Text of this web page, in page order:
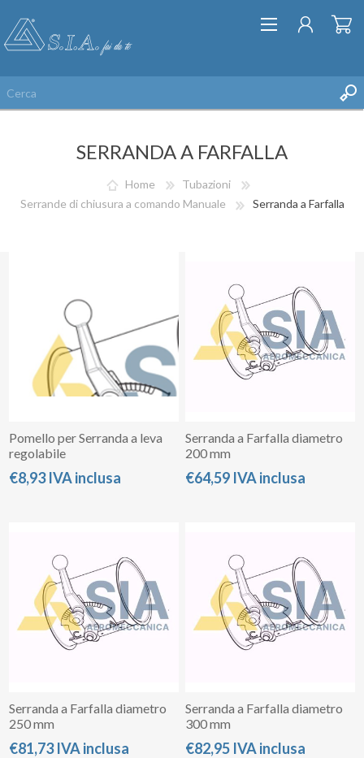
SERRANDA A FARFALLA
Home
Tubazioni
Serrande di chiusura a comando Manuale
Serranda a Farfalla
Pomello per Serranda a leva
regolabile
€8,93 IVA inclusa
Serranda a Farfalla diametro
200 mm
€64,59 IVA inclusa
Serranda a Farfalla diametro
250 mm
€81,73 IVA inclusa
Serranda a Farfalla diametro
300 mm
€82,95 IVA inclusa